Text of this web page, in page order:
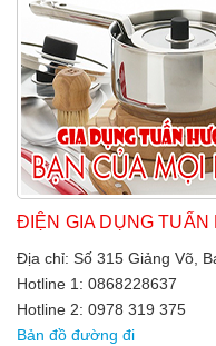
ĐIỆN GIA DỤNG TUẤN
Địa chỉ: Số 315 Giảng Võ,
Hotline 1: 0868228637
Hotline 2: 0978 319 375
Bản đồ đường đi